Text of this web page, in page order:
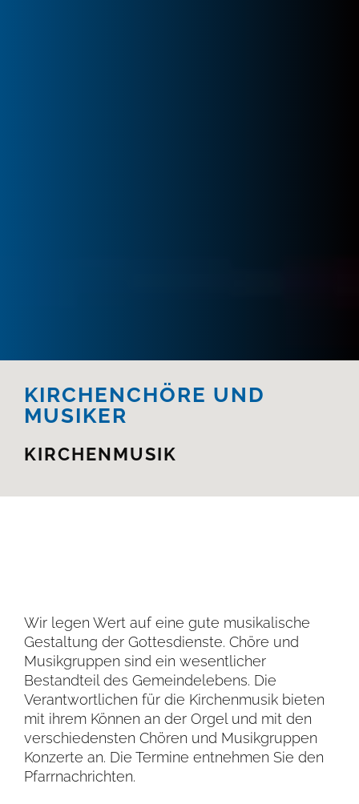
KIRCHENCHÖRE UND
MUSIKER
KIRCHENMUSIK
Wir legen Wert auf eine gute musikalische
Gestaltung der Gottesdienste. Chöre und
Musikgruppen sind ein wesentlicher
Bestandteil des Gemeindelebens. Die
Verantwortlichen für die Kirchenmusik bieten
mit ihrem Können an der Orgel und mit den
verschiedensten Chören und Musikgruppen
Konzerte an. Die Termine entnehmen Sie den
Pfarrnachrichten.